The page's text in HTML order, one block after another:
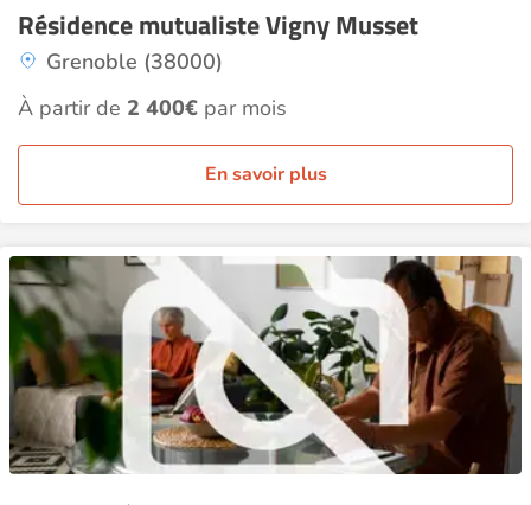
Résidence mutualiste Vigny Musset
Grenoble (38000)
À partir de 2 400€ par mois
En savoir plus